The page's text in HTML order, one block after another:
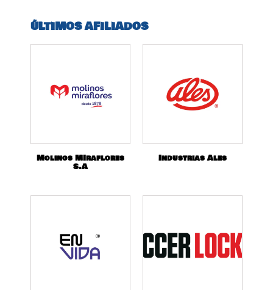
ÚLTIMOS AFILIADOS
Molinos MIraflores
S.A
Industrias Ales